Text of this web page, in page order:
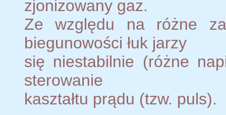
zjonizowany gaz.
Ze względu na różne
biegunowości łuk jarzy
się niestabilnie (różne
sterowanie
kaształtu prądu (tzw. puls).